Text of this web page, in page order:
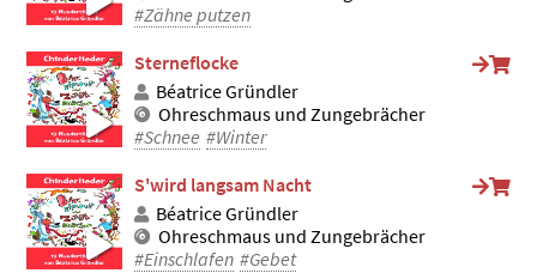
#Zähne putzen
Sterneflocke
Béatrice Gründler
Ohreschmaus und Zungebrächer
#Schnee #Winter
S'wird langsam Nacht
Béatrice Gründler
Ohreschmaus und Zungebrächer
#Einschlafen #Gebet